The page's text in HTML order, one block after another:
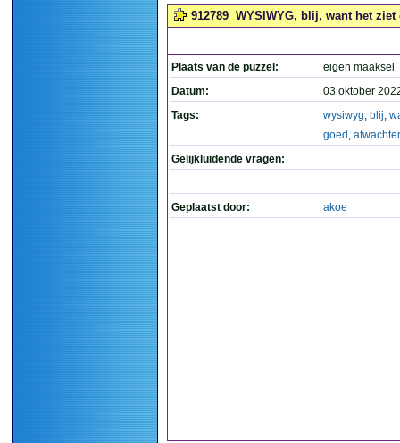
912789 WYSIWYG, blij, want het ziet
Plaats van de puzzel:
eigen maaksel
Datum:
03 oktober
Tags:
wysiwyg, blij,
goed ,
Gelijkluidende vragen:
Geplaatst door: akoe